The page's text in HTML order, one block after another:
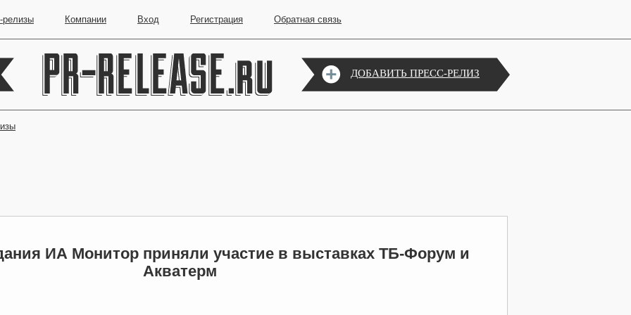
релизы Компании Вход Регистрация Обратная связь
ДОБАВИТЬ ПРЕСС-РЕЛИЗ
ИА Монитор приняли участие в выставках ТБ-Форум и
Акватерм